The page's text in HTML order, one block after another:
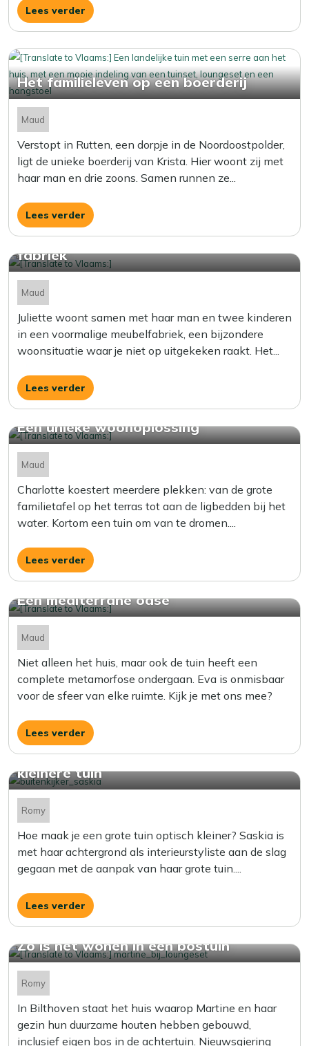
Lees verder
Het familieleven op een boerderij
Maud
Verstopt in Rutten, een dorpje in de Noordoostpolder,
ligt de unieke boerderij van Krista. Hier woont zij met
haar man en drie zoons. Samen runnen ze...
Lees verder
Zo is het wonen in een voormalige
fabriek
Maud
Juliette woont samen met haar man en twee kinderen
in een voormalige meubelfabriek, een bijzondere
woonsituatie waar je niet op uitgekeken raakt. Het...
Lees verder
Een unieke woonoplossing
Maud
Charlotte koestert meerdere plekken: van de grote
familietafel op het terras tot aan de ligbedden bij het
water. Kortom een tuin om van te dromen....
Lees verder
Een mediterrane oase
Maud
Niet alleen het huis, maar ook de tuin heeft een
complete metamorfose ondergaan. Eva is onmisbaar
voor de sfeer van elke ruimte. Kijk je met ons mee?
Lees verder
Van een enorme kavel naar een optisch
kleinere tuin
Romy
Hoe maak je een grote tuin optisch kleiner? Saskia is
met haar achtergrond als interieurstyliste aan de slag
gegaan met de aanpak van haar grote tuin....
Lees verder
Zo is het wonen in een bostuin
Romy
In Bilthoven staat het huis waarop Martine en haar
gezin hun duurzame houten hebben gebouwd,
inclusief eigen bos in de achtertuin. Nieuwsgiering